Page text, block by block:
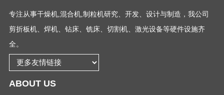
专注从事干燥机,混合机,制粒机研究、开发、设计与制造，我公司
剪折板机、焊机、钻床、铣床、切割机、激光设备等硬件设施齐
全。
ABOUT US